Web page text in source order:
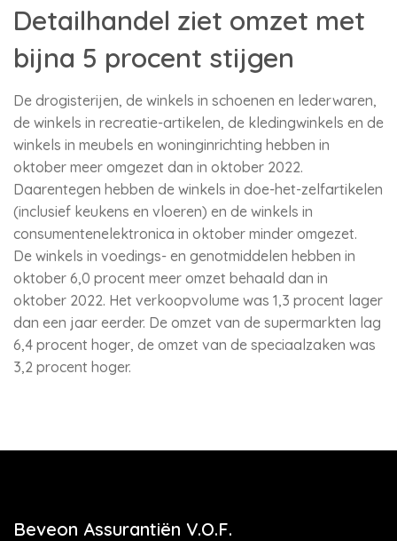
Detailhandel ziet omzet met
bijna 5 procent stijgen
De drogisterijen, de winkels in schoenen en lederwaren,
de winkels in recreatie-artikelen, de kledingwinkels en de
winkels in meubels en woninginrichting hebben in
oktober meer omgezet dan in oktober 2022.
Daarentegen hebben de winkels in doe-het-zelfartikelen
(inclusief keukens en vloeren) en de winkels in
consumentenelektronica in oktober minder omgezet.
De winkels in voedings- en genotmiddelen hebben in
oktober 6,0 procent meer omzet behaald dan in
oktober 2022. Het verkoopvolume was 1,3 procent lager
dan een jaar eerder. De omzet van de supermarkten lag
6,4 procent hoger, de omzet van de speciaalzaken was
3,2 procent hoger.
Beveon Assurantiën V.O.F.